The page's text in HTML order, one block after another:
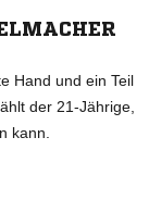
Hand und ein Teil
der 21-Jährige,
kann.